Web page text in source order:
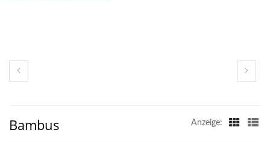
Bambus Anzeige: